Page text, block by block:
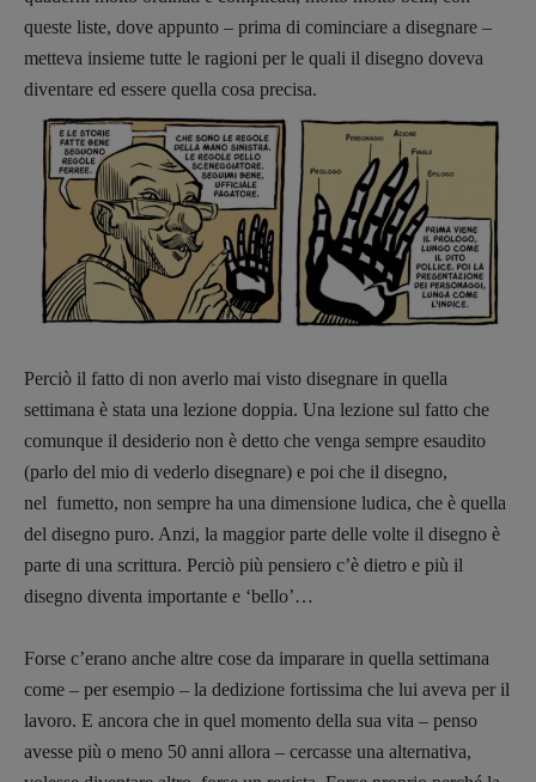
queste liste, dove appunto – prima di cominciare a disegnare –
metteva insieme tutte le ragioni per le quali il disegno doveva
diventare ed essere quella cosa precisa.
Perciò il fatto di non averlo mai visto disegnare in quella
settimana è stata una lezione doppia. Una lezione sul fatto che
comunque il desiderio non è detto che venga sempre esaudito
(parlo del mio di vederlo disegnare) e poi che il disegno,
nel fumetto, non sempre ha una dimensione ludica, che è quella
del disegno puro. Anzi, la maggior parte delle volte il disegno è
parte di una scrittura. Perciò più pensiero c’è dietro e più il
disegno diventa importante e ‘bello’…
Forse c’erano anche altre cose da imparare in quella settimana
come – per esempio – la dedizione fortissima che lui aveva per il
lavoro. E ancora che in quel momento della sua vita – penso
avesse più o meno 50 anni allora – cercasse una alternativa,